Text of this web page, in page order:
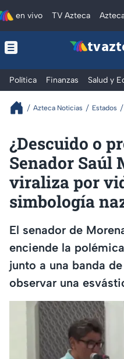
en vivo TV Azteca
tv
Política Finanzas Salud y
Azteca Noticias Estados
¿Descuido o
Senador Saúl
viraliza por
simbología
El senador de
enciende la
junto a una banda
observar una